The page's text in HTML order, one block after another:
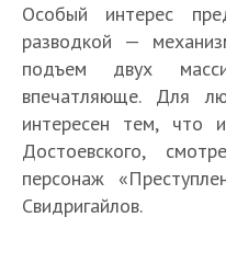
Особый интерес
разводкой —
подъем двух
впечатляюще. Для
интересен тем, что
Достоевского,
персонаж
Свидригайлов.